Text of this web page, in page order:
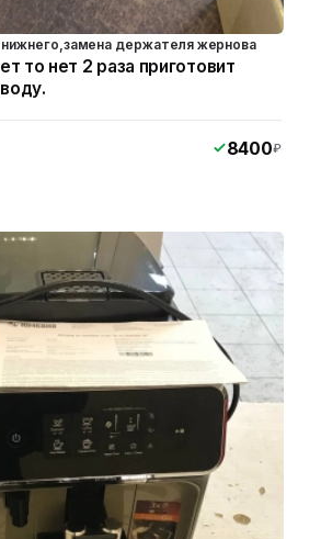
держателя жернова
то нет 2 раза приготовит
8400₽